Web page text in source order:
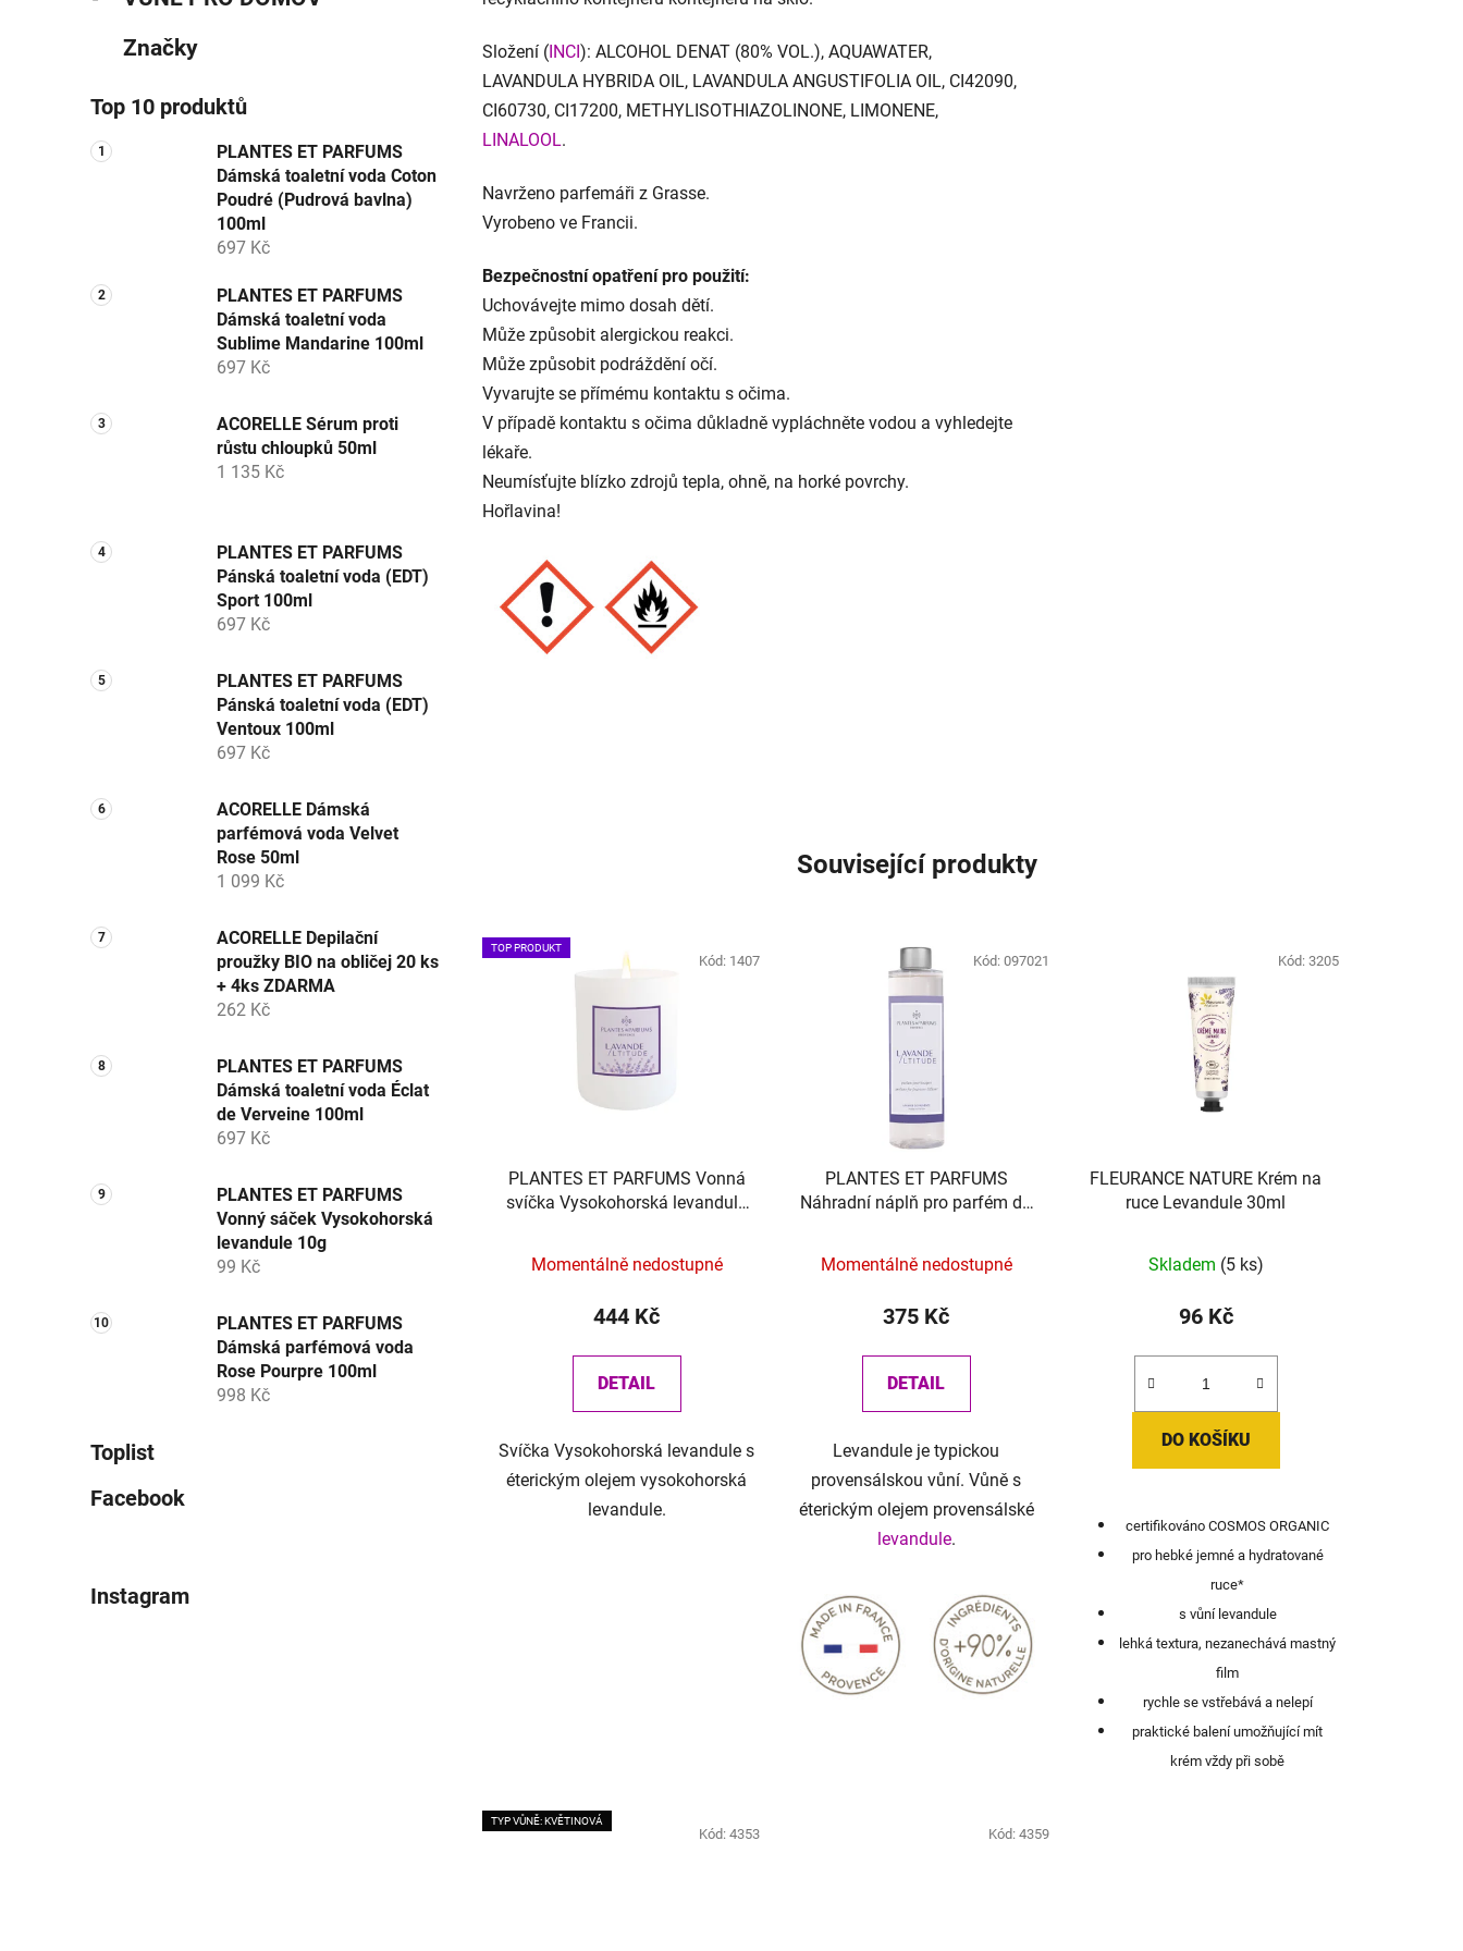
Značky
Top 10 produktů
PLANTES ET PARFUMS
Dámská toaletní voda Coton
Poudré (Pudrová bavlna)
100ml
697 Kč
PLANTES ET PARFUMS
Dámská toaletní voda
Sublime Mandarine 100ml
697 Kč
ACORELLE Sérum proti
růstu chloupků 50ml
1 135 Kč
PLANTES ET PARFUMS
Pánská toaletní voda (EDT)
Sport 100ml
697 Kč
PLANTES ET PARFUMS
Pánská toaletní voda (EDT)
Ventoux 100ml
697 Kč
ACORELLE Dámská
parfémová voda Velvet
Rose 50ml
1 099 Kč
ACORELLE Depilační
proužky BIO na obličej 20 ks
+ 4ks ZDARMA
262 Kč
PLANTES ET PARFUMS
Dámská toaletní voda Éclat
de Verveine 100ml
697 Kč
PLANTES ET PARFUMS
Vonný sáček Vysokohorská
levandule 10g
99 Kč
PLANTES ET PARFUMS
Dámská parfémová voda
Rose Pourpre 100ml
998 Kč
Toplist
Facebook
Instagram
Složení ( INCI ): ALCOHOL DENAT (80% VOL.), AQUAWATER,
LAVANDULA HYBRIDA OIL, LAVANDULA ANGUSTIFOLIA OIL, CI42090,
CI60730, CI17200, METHYLISOTHIAZOLINONE, LIMONENE,
LINALOOL.
Navrženo parfemáři z Grasse.
Vyrobeno ve Francii.
Bezpečnostní opatření pro použití:
Uchovávejte mimo dosah dětí.
Může způsobit alergickou reakci.
Může způsobit podráždění očí.
Vyvarujte se přímému kontaktu s očima.
V případě kontaktu s očima důkladně vypláchněte vodou a vyhledejte
lékaře.
Neumísťujte blízko zdrojů tepla, ohně, na horké povrchy.
Hořlavina!
Související produkty
TOP PRODUKT
PLANTES ET PARFUMS Vonná
svíčka Vysokohorská levandule
Momentálně nedostupné
444 Kč
DETAIL
Svíčka Vysokohorská levandule s
éterickým olejem vysokohorská
levandule.
Kód: 1407
PLANTES ET PARFUMS
Náhradní náplň pro parfém do
Momentálně nedostupné
375 Kč
DETAIL
Levandule je typickou
provensálskou vůní. Vůně s
éterickým olejem provensálské
levandule.
Kód: 097021
FLEURANCE NATURE Krém na
ruce Levandule 30ml
Skladem (5 ks)
96 Kč
DO KOŠÍKU
certifikováno COSMOS ORGANIC
pro hebké jemné a hydratované
ruce*
s vůní levandule
lehká textura, nezanechává mastný
film
rychle se vstřebává a nelepí
praktické balení umožňující mít
krém vždy při sobě
Kód: 3205
TYP VŮNĚ: KVĚTINOVÁ
Kód: 4353 Kód: 4359